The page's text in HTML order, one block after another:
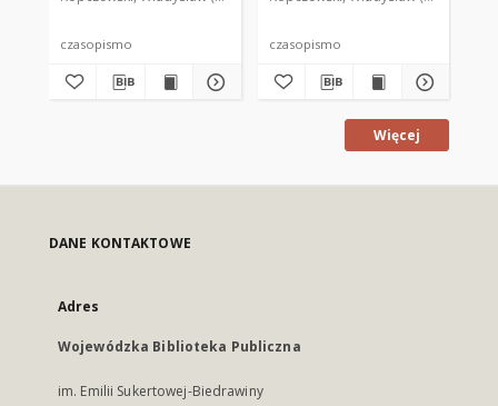
czasopismo czasopismo
Więcej
DANE KONTAKTOWE
Adres
Wojewódzka Biblioteka Publiczna
im. Emilii Sukertowej-Biedrawiny